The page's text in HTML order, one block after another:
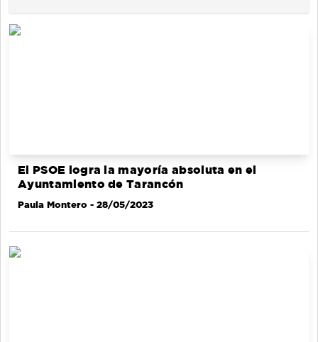
El PSOE logra la mayoría absoluta en el
Ayuntamiento de Tarancón
Paula Montero - 28/05/2023